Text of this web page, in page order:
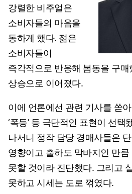
강렬한 비주얼은
소비자들의 마음을
동하게 했다. 젊은
소비자들이
즉각적으로 반응해 봄동을 구
상승으로 이어졌다.
이에 언론에선 관련 기사를 쏟아
‘폭등’ 등 극단적인 표현이 선택
나서니 정작 담당 경매사들은
영향이고 출하도 막바지인 만
못할 것이라 진단했다. 그리고
못하고 시세는 도로 꺾였다.